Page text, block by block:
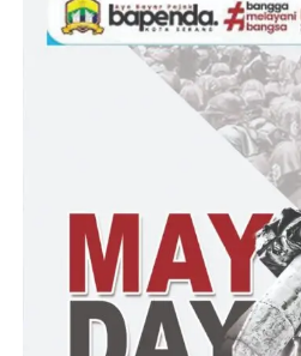
Terduga pelanggar mengakui
perbuatan. Terduga pelanggar
atau saksi pelaku yang bekerja
lainnya dalam sidang pidana
berusaha mengaburkan fakta yang
cara, merusak, menghilangkan
pengaruh kekuasaan. Tetapi justru
dengan berbagai risiko telah turut
sebenarnya terjadi.